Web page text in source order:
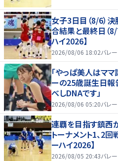
女子3日目（8/6）
合結果と最終日（
ハイ2026】
2026/08/06 18:02バレー
「やっぱ美人はマ
ーの25歳誕生日報
べしDNAです」
2026/08/06 05:20バレー
連覇を目指す鎮西
トーナメント1、2
ーハイ2026】
2026/08/05 20:43バレー